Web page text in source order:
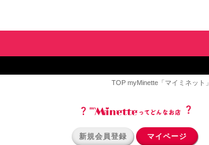
TOP myMinette「マイミネット」
新規会員登録 マイページ